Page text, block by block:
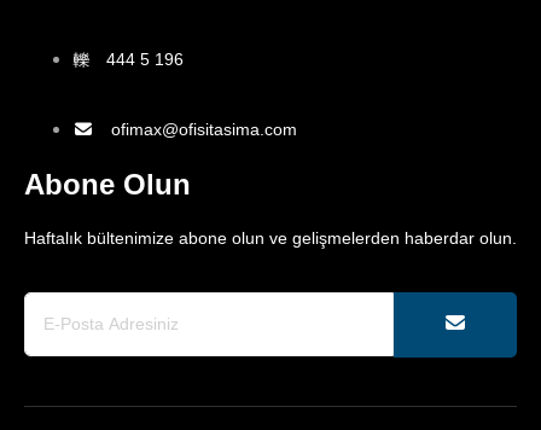
444 5 196
ofimax@ofisitasima.com
Abone Olun
Haftalık bültenimize abone olun ve gelişmelerden haberdar olun.